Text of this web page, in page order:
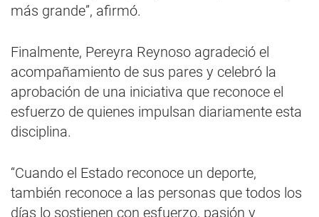
más grande”, afirmó.
Finalmente, Pereyra Reynoso agradeció el
acompañamiento de sus pares y celebró la
aprobación de una iniciativa que reconoce el
esfuerzo de quienes impulsan diariamente esta
disciplina.
“Cuando el Estado reconoce un deporte,
también reconoce a las personas que todos los
días lo sostienen con esfuerzo, pasión y